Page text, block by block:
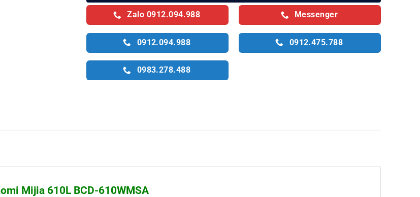
Zalo 0912.094.988 Messenger
0912.094.988 0912.475.788
0983.278.488
Mijia 610L BCD-610WMSA